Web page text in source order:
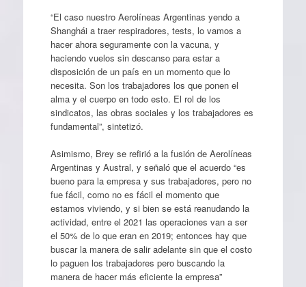
“El caso nuestro Aerolíneas Argentinas yendo a
Shanghái a traer respiradores, tests, lo vamos a
hacer ahora seguramente con la vacuna, y
haciendo vuelos sin descanso para estar a
disposición de un país en un momento que lo
necesita. Son los trabajadores los que ponen el
alma y el cuerpo en todo esto. El rol de los
sindicatos, las obras sociales y los trabajadores es
fundamental”, sintetizó.
Asimismo, Brey se refirió a la fusión de Aerolíneas
Argentinas y Austral, y señaló que el acuerdo “es
bueno para la empresa y sus trabajadores, pero no
fue fácil, como no es fácil el momento que
estamos viviendo, y si bien se está reanudando la
actividad, entre el 2021 las operaciones van a ser
el 50% de lo que eran en 2019; entonces hay que
buscar la manera de salir adelante sin que el costo
lo paguen los trabajadores pero buscando la
manera de hacer más eficiente la empresa”